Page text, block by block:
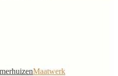
Maatwerk